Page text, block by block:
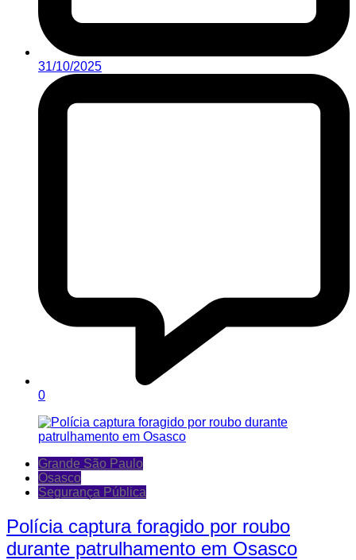
31/10/2025
0
Grande São Paulo
Osasco
Segurança Pública
Polícia captura foragido por roubo
durante patrulhamento em Osasco